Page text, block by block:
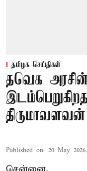
தமிழக செய்திகள்
தவெக
Published on: 20 May
சென்னை,